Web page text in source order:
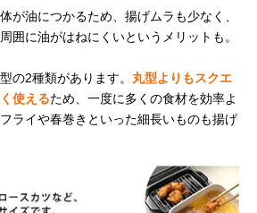
が油につかるため、揚げムラも少なく、
囲に油がはねにくいというメリットも。
の2種類があります。 丸型よりもスクエ
使えるため、一度に多くの食材を効率よ
ライや春巻きといった細長いものも揚げ